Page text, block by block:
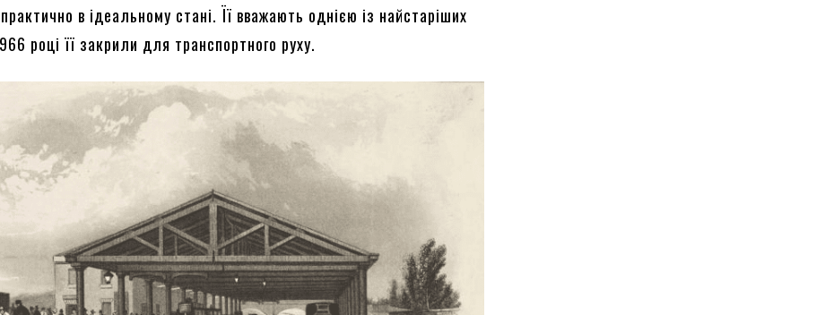
в ідеальному стані. Її вважають однією із найстаріших
році її закрили для транспортного руху.